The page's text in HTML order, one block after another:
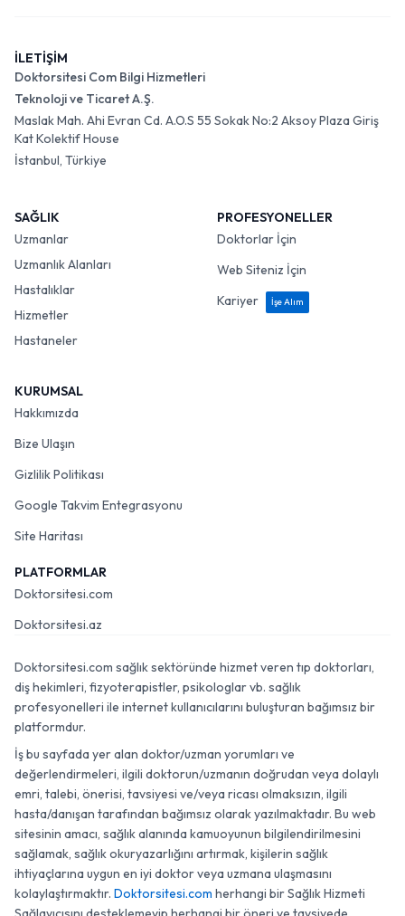
İLETİŞİM
Doktorsitesi Com Bilgi Hizmetleri
Teknoloji ve Ticaret A.Ş.
Maslak Mah. Ahi Evran Cd. A.O.S 55 Sokak No:2 Aksoy Plaza Giriş
Kat Kolektif House
İstanbul, Türkiye
SAĞLIK
Uzmanlar
Uzmanlık Alanları
Hastalıklar
Hizmetler
Hastaneler
PROFESYONELLER
Doktorlar İçin
Web Siteniz İçin
Kariyer
İşe Alım
KURUMSAL
Hakkımızda
Bize Ulaşın
Gizlilik Politikası
Google Takvim Entegrasyonu
Site Haritası
PLATFORMLAR
Doktorsitesi.com
Doktorsitesi.az
Doktorsitesi.com sağlık sektöründe hizmet veren tıp doktorları,
diş hekimleri, fizyoterapistler, psikologlar vb. sağlık
profesyonelleri ile internet kullanıcılarını buluşturan bağımsız bir
platformdur.
İş bu sayfada yer alan doktor/uzman yorumları ve
değerlendirmeleri, ilgili doktorun/uzmanın doğrudan veya dolaylı
emri, talebi, önerisi, tavsiyesi ve/veya ricası olmaksızın, ilgili
hasta/danışan tarafından bağımsız olarak yazılmaktadır. Bu web
sitesinin amacı, sağlık alanında kamuoyunun bilgilendirilmesini
sağlamak, sağlık okuryazarlığını artırmak, kişilerin sağlık
ihtiyaçlarına uygun en iyi doktor veya uzmana ulaşmasını
kolaylaştırmaktır. Doktorsitesi.com herhangi bir Sağlık Hizmeti